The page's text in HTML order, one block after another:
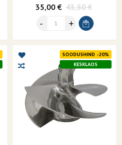
35,00 € 43,50 €
SOODUSHIND -20%
KESKLAOS